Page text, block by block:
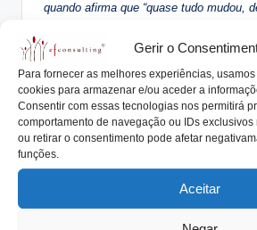
Gerir o
Para fornecer as melhores experiências,
cookies para armazenar e/ou aceder a
Consentir com essas tecnologias nos permitirá
comportamento de navegação ou IDs
ou retirar o consentimento pode afetar
funções.
Aceitar
quando afirma que “quase tudo mudou,
exigências do mercado ou aos novos
economia”.
Da referência máxima de 500 quilos de
dos tempos iniciais, passou-se para
Esgotar tal produção levou a apostar na
exporta para mais de 40 países.
e Segurança Alimentar há muito que são
obtidas – ISO 9001, International Food